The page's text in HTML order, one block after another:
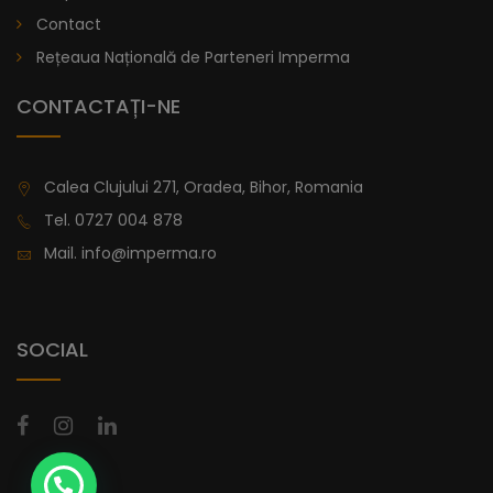
De la 996,47
Contact
Rețeaua Națională de Parteneri Imperma
CONTACTAȚI-NE
Calea Clujului 271, Oradea, Bihor, Romania
Tel. 0727 004 878
Mail. info@imperma.ro
SOCIAL